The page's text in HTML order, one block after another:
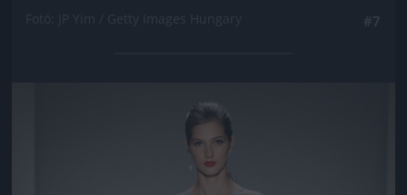
Jön még kép!